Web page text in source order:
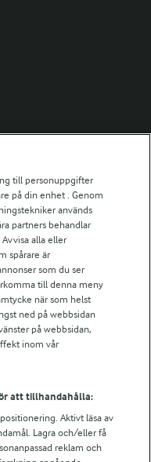
till personuppgifter
på din enhet . Genom
används
partners behandlar
alla eller
spårare är
som du ser
till denna meny
när som helst
ned på webbsidan
på webbsidan,
inom vår
att tillhandahålla:
Aktivt läsa av
Lagra och/eller få
reklam och